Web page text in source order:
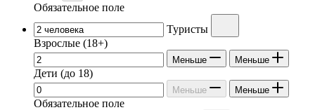
Обязательное поле
Туристы
Взрослые (18+)
Меньше Меньше
Дети (до 18)
Меньше Меньше
Обязательное поле